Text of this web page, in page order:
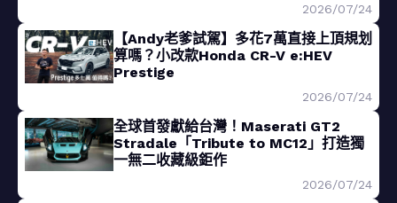
2026/07/24
【Andy老爹試駕】多花7萬直接上頂規划
算嗎？小改款Honda CR-V e:HEV
Prestige
2026/07/24
全球首發獻給台灣！Maserati GT2
Stradale「Tribute to MC12」打造獨
一無二收藏級鉅作
2026/07/24